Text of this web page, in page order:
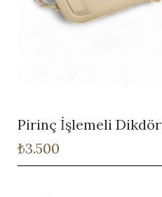
Pirinç İşlemeli
₺3.500